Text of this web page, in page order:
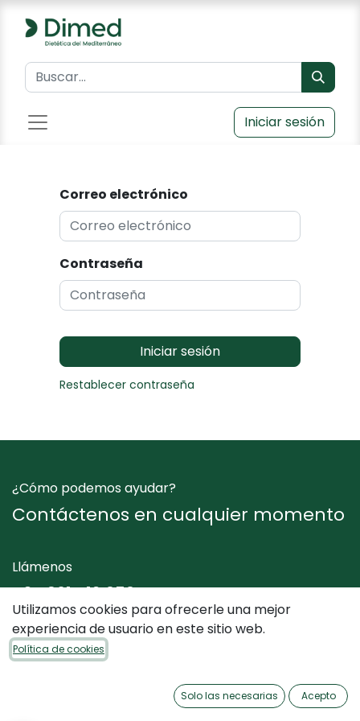
Iniciar sesión
Correo electrónico
Contraseña
Iniciar sesión
Restablecer contraseña
¿Cómo podemos ayudar?
Contáctenos en cualquier momento
Llámenos
+34 961 412 050
Envíenos un mensaje
Utilizamos cookies para ofrecerle una mejor
experiencia de usuario en este sitio web.
Política de cookies
Solo las necesarias Acepto